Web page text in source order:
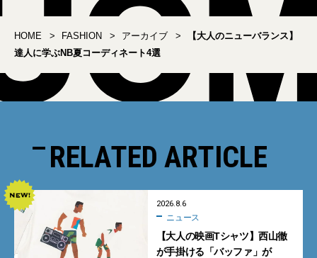
HOME FASHION アーカイブ
【大人のニューバランス】
達人に学ぶNB夏コーディネート4選
RELATED ARTICLE
2026.8.6
ニュース
【大人の映画Tシャツ】西山徹
が手掛ける「バッファ」が